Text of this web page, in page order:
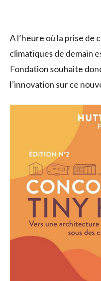
A l’heure où la prise de
climatiques de demain
Fondation souhaite
l’innovation sur ce